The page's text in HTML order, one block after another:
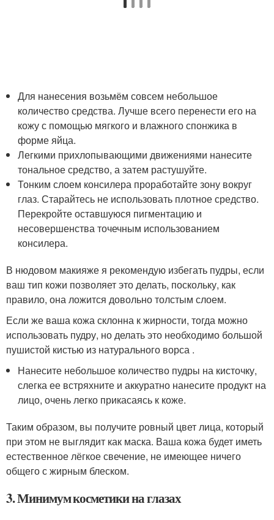
Для нанесения возьмём совсем небольшое
количество средства. Лучше всего перенести его на
кожу с помощью мягкого и влажного спонжика в
форме яйца.
Легкими прихлопывающими движениями нанесите
тональное средство, а затем растушуйте.
Тонким слоем консилера проработайте зону вокруг
глаз. Старайтесь не использовать плотное средство.
Перекройте оставшуюся пигментацию и
несовершенства точечным использованием
консилера.
В нюдовом макияже я рекомендую избегать пудры, если
ваш тип кожи позволяет это делать, поскольку, как
правило, она ложится довольно толстым слоем.
Если же ваша кожа склонна к жирности, тогда можно
использовать пудру, но делать это необходимо большой
пушистой кистью из натурального ворса .
Нанесите небольшое количество пудры на кисточку,
слегка ее встряхните и аккуратно нанесите продукт на
лицо, очень легко прикасаясь к коже.
Таким образом, вы получите ровный цвет лица, который
при этом не выглядит как маска. Ваша кожа будет иметь
естественное лёгкое свечение, не имеющее ничего
общего с жирным блеском.
3. Минимум косметики на глазах